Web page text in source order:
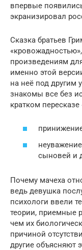
впервые
экранизировал
Сказка братьев
произведениям
именно этой
на неё под другим
знакомы все без
кратком
сыновей и
Почему мачеха
ведь девушка
психологи ввели
теории, приемные
чем их
причиной
другие объясняют